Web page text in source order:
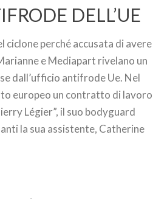
DELL’UE
ciclone perché accusata di avere
e Mediapart rivelano un
dall’ufficio antifrode Ue. Nel
europeo un contratto di lavoro
Légier”, il suo bodyguard
la sua assistente, Catherine